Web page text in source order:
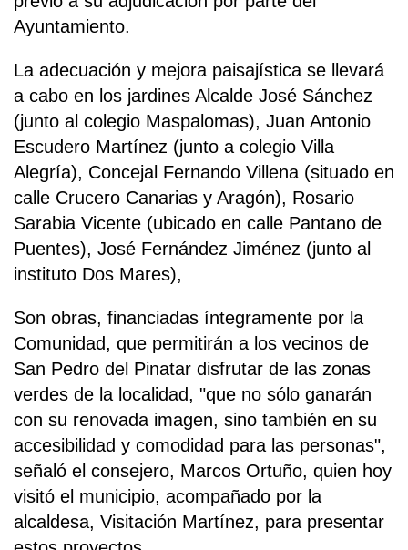
Ayuntamiento.
La adecuación y mejora paisajística se llevará
a cabo en los jardines Alcalde José Sánchez
(junto al colegio Maspalomas), Juan Antonio
Escudero Martínez (junto a colegio Villa
Alegría), Concejal Fernando Villena (situado en
calle Crucero Canarias y Aragón), Rosario
Sarabia Vicente (ubicado en calle Pantano de
Puentes), José Fernández Jiménez (junto al
instituto Dos Mares),
Son obras, financiadas íntegramente por la
Comunidad, que permitirán a los vecinos de
San Pedro del Pinatar disfrutar de las zonas
verdes de la localidad, "que no sólo ganarán
con su renovada imagen, sino también en su
accesibilidad y comodidad para las personas",
señaló el consejero, Marcos Ortuño, quien hoy
visitó el municipio, acompañado por la
alcaldesa, Visitación Martínez, para presentar